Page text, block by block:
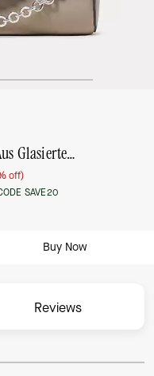
Roulette Wendetasche Aus Glasiertem Leder, Extraklein
off)
SAVE20
Buy Now
Reviews